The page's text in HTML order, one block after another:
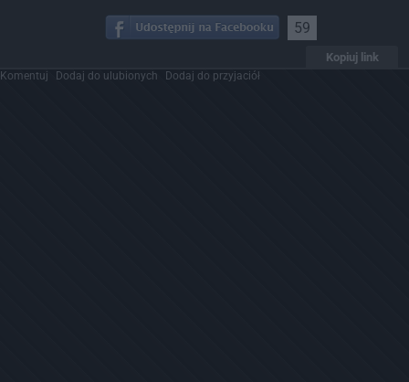
59
Kopiuj link
Komentuj Dodaj do ulubionych Dodaj do przyjaciół